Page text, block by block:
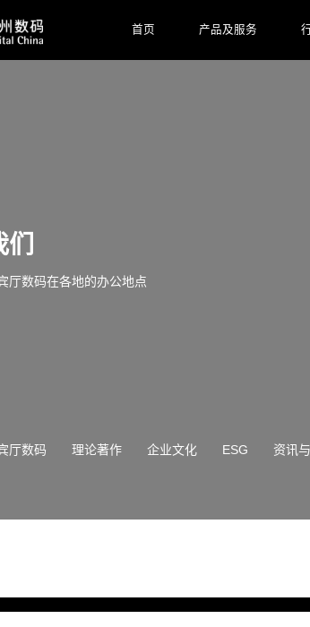
首页 产品及服务
厅数码在各地的办公地点
厅数码 理论著作 企业文化 ESG 资讯